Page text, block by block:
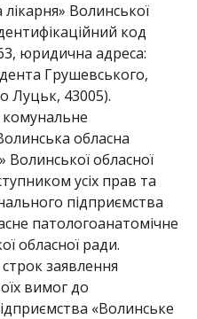
лікарня» Волинської
код
юридична адреса:
Грушевського,
Луцьк, 43005).
обласна
Волинської обласної
усіх прав та
підприємства
патологоанатомічне
обласної ради.
заявлення
вимог до
«Волинське